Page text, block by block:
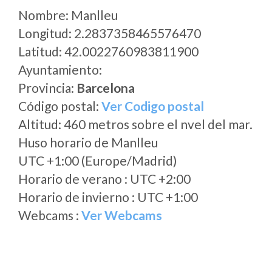
Nombre: Manlleu
Longitud: 2.2837358465576470
Latitud: 42.0022760983811900
Ayuntamiento:
Provincia: Barcelona
Código postal: Ver Codigo postal
Altitud: 460 metros sobre el nvel del mar.
Huso horario de Manlleu
UTC +1:00 (Europe/Madrid)
Horario de verano : UTC +2:00
Horario de invierno : UTC +1:00
Webcams : Ver Webcams